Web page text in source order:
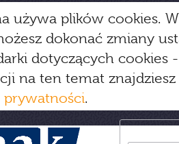
używa plików cookies.
dokonać zmiany
dotyczących cookies
na ten temat
prywatności.